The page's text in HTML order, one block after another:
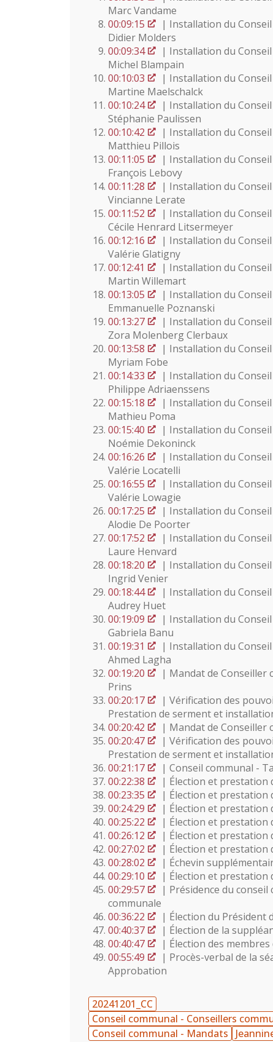
Marc Vandame
00:09:15
| Installation du
Didier Molders
00:09:34
| Installation du
Michel Blampain
00:10:03
| Installation du
Martine Maelschalck
00:10:24
| Installation du
Stéphanie Paulissen
00:10:42
| Installation du
Matthieu Pillois
00:11:05
| Installation du
François Lebovy
00:11:28
| Installation du
Vincianne Lerate
00:11:52
| Installation du
Cécile Henrard Litsermeyer
00:12:16
| Installation du
Valérie Glatigny
00:12:41
| Installation du
Martin Willemart
00:13:05
| Installation du
Emmanuelle Poznanski
00:13:27
| Installation du
Zora Molenberg Clerbaux
00:13:58
| Installation du
Myriam Fobe
00:14:33
| Installation du
Philippe Adriaenssens
00:15:18
| Installation du
Mathieu Poma
00:15:40
| Installation du
Noémie Dekoninck
00:16:26
| Installation du
Valérie Locatelli
00:16:55
| Installation du
Valérie Lowagie
00:17:25
| Installation du
Alodie De Poorter
00:17:52
| Installation du
Laure Henvard
00:18:20
| Installation du
Ingrid Venier
00:18:44
| Installation du
Audrey Huet
00:19:09
| Installation du
Gabriela Banu
00:19:31
| Installation du
Ahmed Lagha
00:19:20
| Mandat de Conseiller
Prins
00:20:17
| Vérification des
Prestation de serment et
00:20:42
| Mandat de Conseiller
00:20:47
| Vérification des
Prestation de serment et
00:21:17
| Conseil communal -
00:22:38
| Élection et prestation
00:23:35
| Élection et prestation
00:24:29
| Élection et prestation
00:25:22
| Élection et prestation
00:26:12
| Élection et prestation
00:27:02
| Élection et prestation
00:28:02
| Échevin
00:29:10
| Élection et prestation
00:29:57
| Présidence du
communale
00:36:22
| Élection du Président
00:40:37
| Élection de la
00:40:47
| Élection des
00:55:49
| Procès-verbal de la
Approbation
20241201_CC
Conseil communal - Conseillers
Conseil communal - Mandats